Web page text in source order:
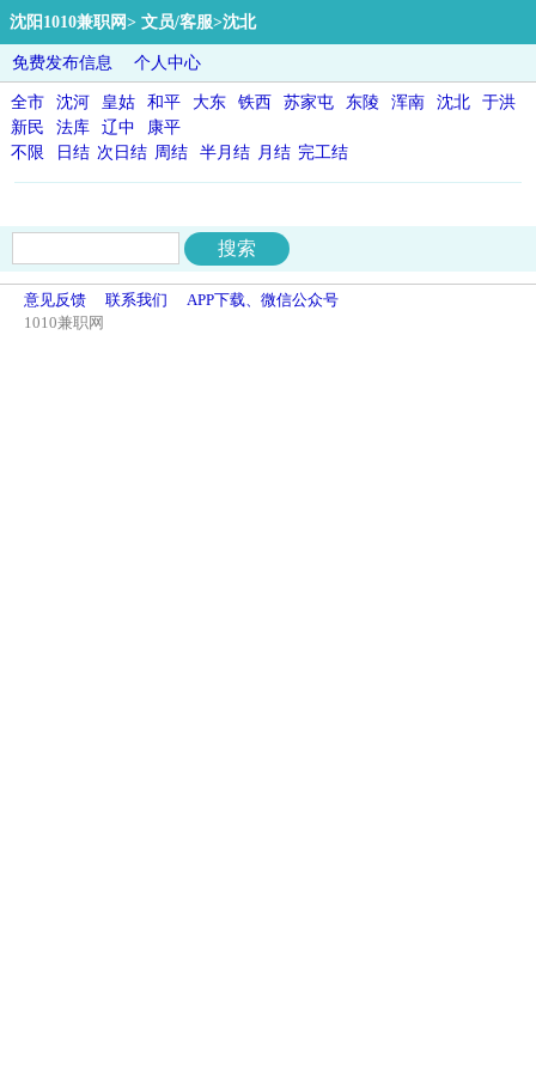
沈阳1010兼职网> 文员/客服>沈北
免费发布信息 个人中心
全市 沈河 皇姑 和平 大东 铁西 苏家屯 东陵 浑南 沈北
于洪
新民
法库 辽中
康平
不限
日结 次日结 周结 半月结 月结 完工结
意见反馈 联系我们
APP下载、微信公众号
1010兼职网